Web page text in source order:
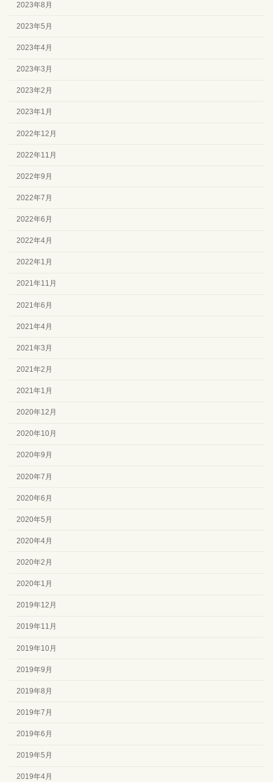
2023年8月
2023年5月
2023年4月
2023年3月
2023年2月
2023年1月
2022年12月
2022年11月
2022年9月
2022年7月
2022年6月
2022年4月
2022年1月
2021年11月
2021年6月
2021年4月
2021年3月
2021年2月
2021年1月
2020年12月
2020年10月
2020年9月
2020年7月
2020年6月
2020年5月
2020年4月
2020年2月
2020年1月
2019年12月
2019年11月
2019年10月
2019年9月
2019年8月
2019年7月
2019年6月
2019年5月
2019年4月